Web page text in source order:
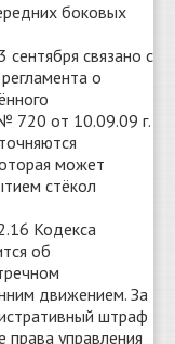
боковых
связано с
о
720 от 10.09.09 г.
может
стёкол
Кодекса
об
движением. За
штраф
управления